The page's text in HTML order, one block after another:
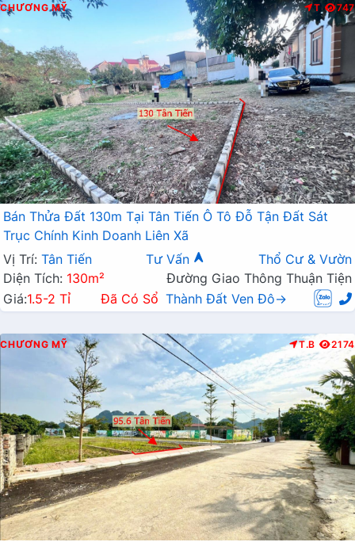
CHƯƠNG MỸ T 747
Bán Thửa Đất 130m Tại Tân Tiến Ô Tô Đỗ Tận Đất Sát
Trục Chính Kinh Doanh Liên Xã
Vị Trí: Tân Tiến Tư Vấn
Thổ Cư & Vườn
Diện Tích: 130m²
Đường Giao Thông Thuận Tiện
Giá:1.5-2 Tỉ Đã Có Sổ Thành Đất Ven Đô→
CHƯƠNG MỸ T.B 2174